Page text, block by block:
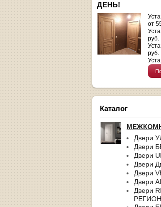
ДЕНЬ!
от
руб.
руб.
Каталог
Двери
Двери
Двери
Двери
Двери
Двери
Двери